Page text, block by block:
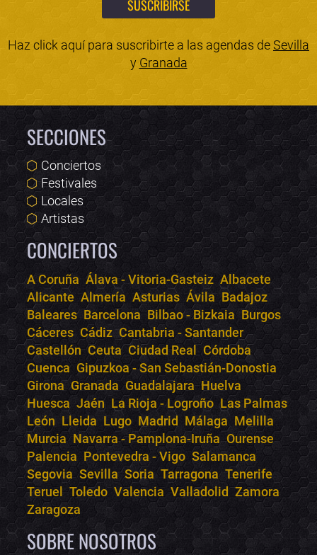
Haz click aquí para suscribirte a las agendas deSevilla
y Granada
SECCIONES
Conciertos
Festivales
Locales
Artistas
CONCIERTOS
A Coruña Álava - Vitoria-Gasteiz Albacete
Alicante Almería Asturias Ávila Badajoz
Baleares Barcelona Bilbao - Bizkaia Burgos
Cáceres Cádiz Cantabria - Santander
Castellón Ceuta Ciudad Real Córdoba
Cuenca Gipuzkoa - San Sebastián-Donostia
Girona Granada Guadalajara Huelva
Huesca Jaén La Rioja - Logroño Las Palmas
León Lleida Lugo Madrid Málaga Melilla
Murcia Navarra - Pamplona-Iruña Ourense
Palencia Pontevedra - Vigo Salamanca
Segovia Sevilla Soria Tarragona Tenerife
Teruel Toledo Valencia Valladolid Zamora
Zaragoza
SOBRE NOSOTROS
Bololoco · conciertos.club
Online · Te ayudo a encontrar conciertos